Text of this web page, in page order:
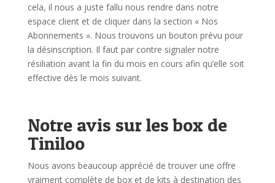
cela, il nous a juste fallu nous rendre dans notre
espace client et de cliquer dans la section « Nos
Abonnements ». Nous trouvons un bouton prévu pour
la désinscription. Il faut par contre signaler notre
résiliation avant la fin du mois en cours afin qu’elle soit
effective dès le mois suivant.
Notre avis sur les box de
Tiniloo
Nous avons beaucoup apprécié de trouver une offre
vraiment complète de box et de kits à destination des